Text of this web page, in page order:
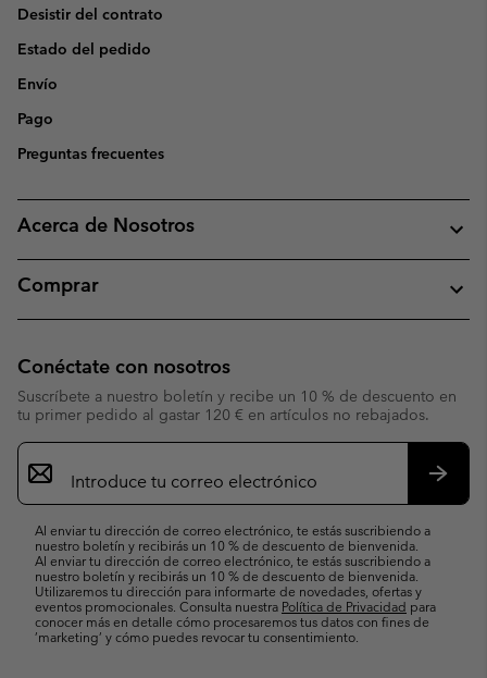
Desistir del contrato
Estado del pedido
Envío
Pago
Preguntas frecuentes
Acerca de Nosotros
Comprar
Conéctate con nosotros
Suscríbete a nuestro boletín y recibe un 10 % de descuento en
tu primer pedido al gastar 120 € en artículos no rebajados.
Suscripción
de
correo
Al enviar tu dirección de correo electrónico, te estás suscribiendo a
nuestro boletín y recibirás un 10 % de descuento de bienvenida.
Al enviar tu dirección de correo electrónico, te estás suscribiendo a
nuestro boletín y recibirás un 10 % de descuento de bienvenida.
Utilizaremos tu dirección para informarte de novedades, ofertas y
eventos promocionales. Consulta nuestra Política de Privacidad para
conocer más en detalle cómo procesaremos tus datos con fines de
’marketing’ y cómo puedes revocar tu consentimiento.